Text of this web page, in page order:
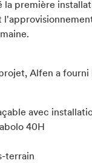
la première
Alfen a fourni
avec
40H
terrain